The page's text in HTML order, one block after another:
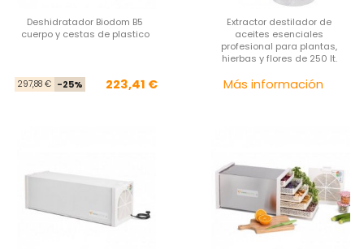
Deshidratador Biodom B5
cuerpo y cestas de plastico
Precio base
297,88 € -25% Precio
223,41 €
Extractor destilador de
aceites esenciales
profesional para plantas,
hierbas y flores de 250 lt.
Más información